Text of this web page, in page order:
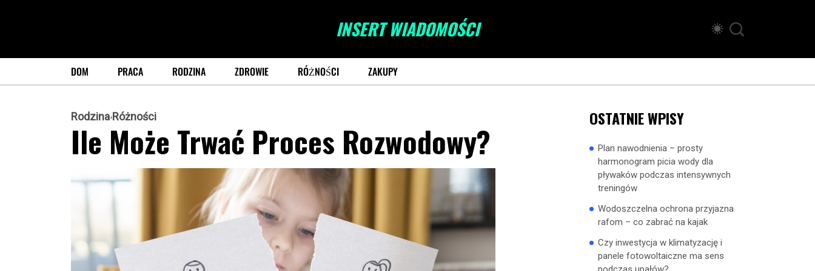
INSERT WIADOMOŚCI
DOM PRACA RODZINA ZDROWIE RÓŻNOŚCI ZAKUPY
Rodzina Różności
Ile Może Trwać Proces Rozwodowy?
OSTATNIE WPISY
Plan nawodnienia – prosty
harmonogram picia wody dla
pływaków podczas intensywnych
treningów
Wodoszczelna ochrona przyjazna
rafom – co zabrać na kajak
Czy inwestycja w klimatyzację i
panele fotowoltaiczne ma sens